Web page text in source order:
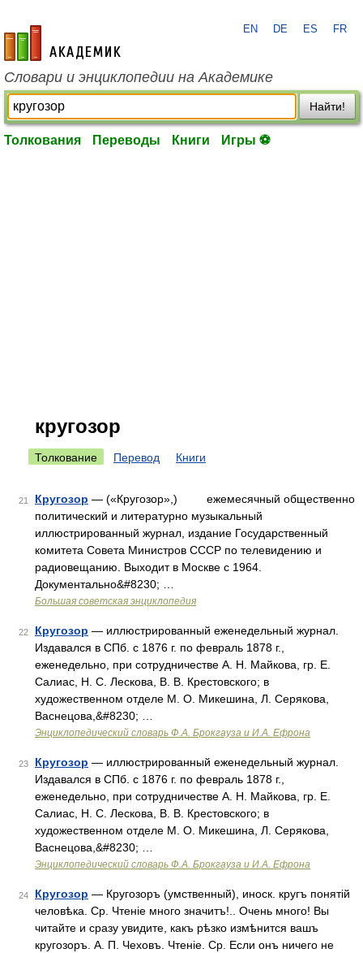
academic.ru
EN DE ES FR
Словари и энциклопедии на Академике
Найти!
Толкования Переводы Книги Игры ⚽
кругозор
Толкование Перевод Книги
21 Кругозор — («Кругозор»,) ежемесячный общественно
политический и литературно музыкальный
иллюстрированный журнал, издание Государственный
комитета Совета Министров СССР по телевидению и
радиовещанию. Выходит в Москве с 1964.
Документально&#8230; …
Большая советская энциклопедия
22 Кругозор — иллюстрированный еженедельный журнал.
Издавался в СПб. с 1876 г. по февраль 1878 г.,
еженедельно, при сотрудничестве А. Н. Майкова, гр. Е.
Салиас, Н. С. Лескова, В. В. Крестовского; в
художественном отделе М. О. Микешина, Л. Серякова,
Васнецова,&#8230; …
Энциклопедический словарь Ф.А. Брокгауза и И.А. Ефрона
23 Кругозор — иллюстрированный еженедельный журнал.
Издавался в СПб. с 1876 г. по февраль 1878 г.,
еженедельно, при сотрудничестве А. Н. Майкова, гр. Е.
Салиас, Н. С. Лескова, В. В. Крестовского; в
художественном отделе М. О. Микешина, Л. Серякова,
Васнецова,&#8230; …
Энциклопедический словарь Ф.А. Брокгауза и И.А. Ефрона
24 Кругозор — Кругозоръ (умственный), иноск. кругъ понятій
человѣка. Ср. Чтеніе много значитъ!.. Очень много! Вы
читайте и сразу увидите, какъ рѣзко измѣнится вашъ
кругозоръ. А. П. Чеховъ. Чтеніе. Ср. Если онъ ничего не